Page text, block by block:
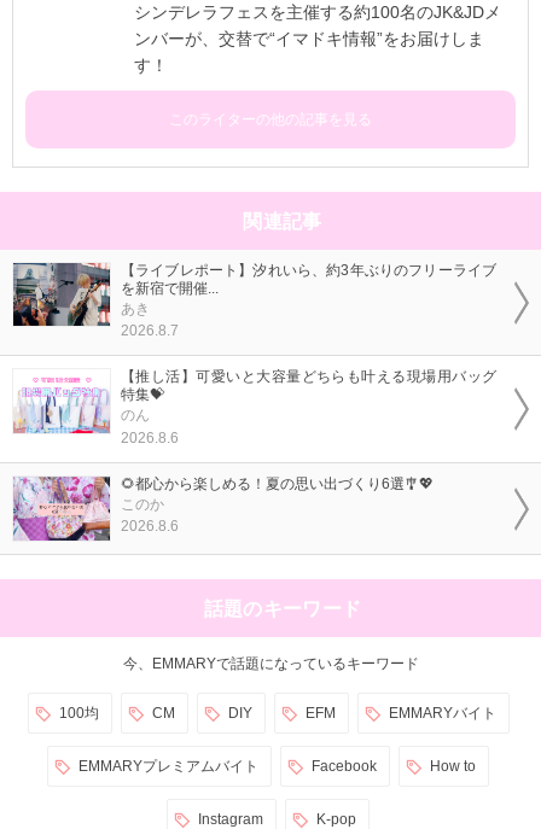
シンデレラフェスを主催する約100名のJK&JDメ
ンバーが、交替で“イマドキ情報”をお届けしま
す！
このライターの他の記事を見る
関連記事
【ライブレポート】汐れいら、約3年ぶりのフリーライブ
を新宿で開催...
あき
2026.8.7
【推し活】可愛いと大容量どちらも叶える現場用バッグ
特集💝
のん
2026.8.6
🌻都心から楽しめる！夏の思い出づくり6選🎐💖
このか
2026.8.6
話題のキーワード
今、EMMARYで話題になっているキーワード
100均 CM DIY EFM EMMARYバイト
EMMARYプレミアムバイト Facebook How to
Instagram K-pop